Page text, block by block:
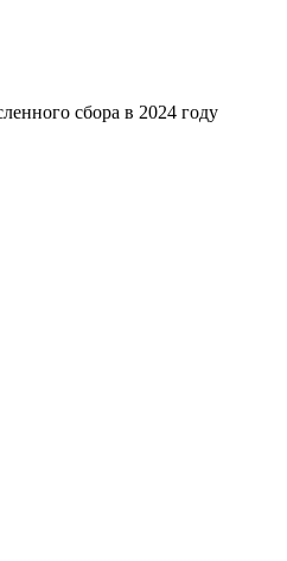
сбора в 2024 году